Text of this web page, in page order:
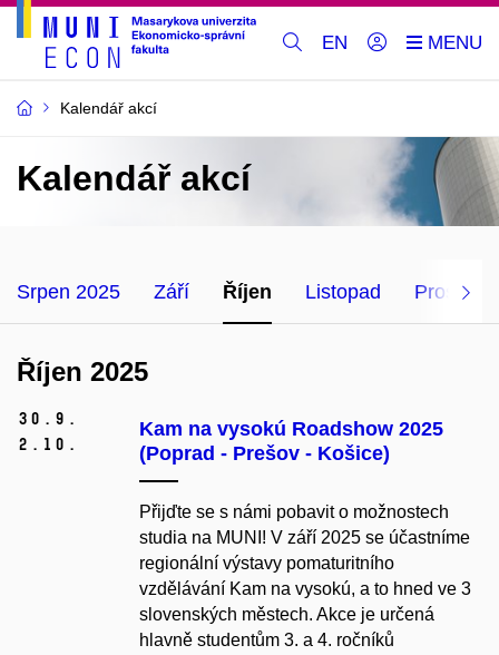
EN
Kalendář akcí
Kalendář akcí
Srpen 2025 Září Říjen Listopad Prosinec
Říjen 2025
30. 9.
2. 10.
Kam na vysokú Roadshow 2025
(Poprad - Prešov - Košice)
Přijďte se s námi pobavit o možnostech
studia na MUNI! V září 2025 se účastníme
regionální výstavy pomaturitního
vzdělávání Kam na vysokú, a to hned ve 3
slovenských městech. Akce je určená
hlavně studentům 3. a 4. ročníků